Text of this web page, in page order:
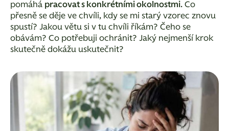
pomáhá pracovat s konkrétními okolnostmi. Co
přesně se děje ve chvíli, kdy se mi starý vzorec znovu
spustí? Jakou větu si v tu chvíli říkám? Čeho se
obávám? Co potřebuji ochránit? Jaký nejmenší krok
skutečně dokážu uskutečnit?